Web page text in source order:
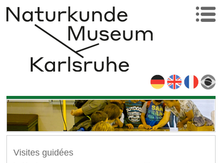
Visites guidées